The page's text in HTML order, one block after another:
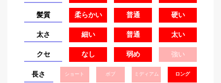
髪質 柔らかい 普通 硬い
太さ 細い 普通 太い
クセ なし 弱め 強い
長さ ショート ボブ ミディアム ロング